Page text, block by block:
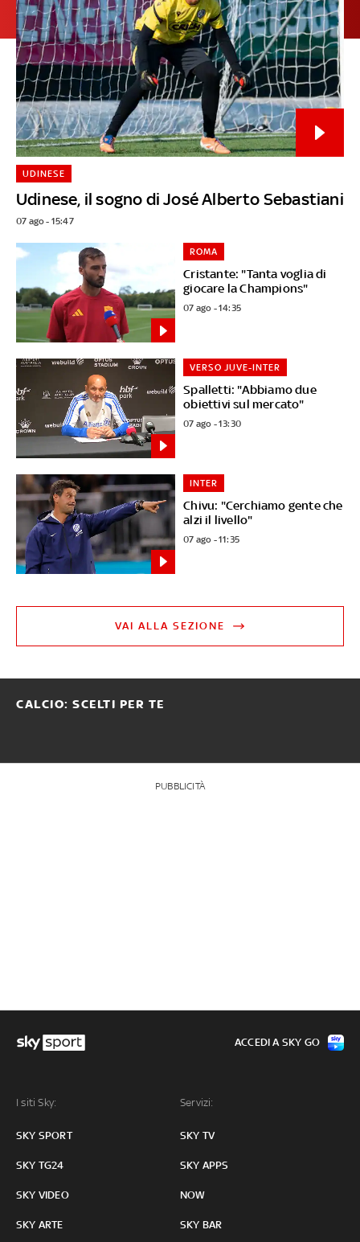
Udinese, il sogno di José Alberto Sebastiani
UDINESE
07 ago - 15:47
Cristante: "Tanta voglia di
giocare la Champions"
ROMA
07 ago - 14:35
Spalletti: "Abbiamo due
obiettivi sul mercato"
VERSO JUVE-INTER
07 ago - 13:30
Chivu: "Cerchiamo gente che
alzi il livello"
INTER
07 ago - 11:35
VAI ALLA SEZIONE
CALCIO: SCELTI PER TE
PUBBLICITÀ
I siti Sky:
SKY SPORT
SKY TG24
SKY VIDEO
SKY ARTE
Servizi:
SKY TV
SKY APPS
NOW
SKY BAR
ACCEDI A SKY GO